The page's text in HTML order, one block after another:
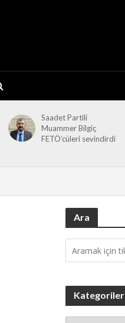
Saadet Partili
Muammer Bilgiç
FETÖ’cüleri sevindirdi
Ara
Kategoriler